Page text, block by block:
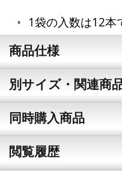
1袋の入数は12本
商品仕様
別サイズ・関連商
同時購入商品
閲覧履歴